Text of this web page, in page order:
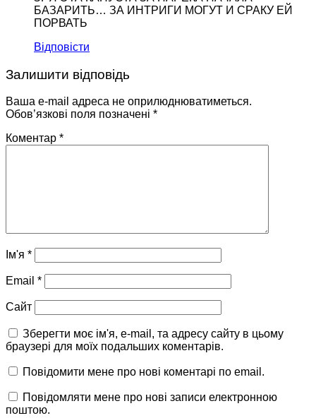
БАЗАРИТЬ… ЗА ИНТРИГИ МОГУТ И СРАКУ ЕЙ
ПОРВАТЬ
Відповісти
Залишити відповідь
Ваша e-mail адреса не оприлюднюватиметься.
Обов’язкові поля позначені *
Коментар *
Ім'я *
Email *
Сайт
Зберегти моє ім'я, e-mail, та адресу сайту в цьому
браузері для моїх подальших коментарів.
Повідомити мене про нові коментарі по email.
Повідомляти мене про нові записи електронною
поштою.